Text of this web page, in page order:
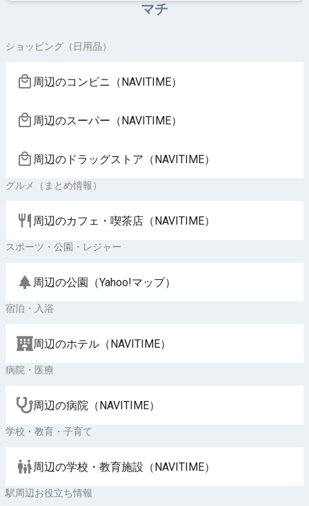
マチ
ショッピング（日用品）
周辺のコンビニ（NAVITIME）
周辺のスーパー（NAVITIME）
周辺のドラッグストア（NAVITIME）
グルメ（まとめ情報）
周辺のカフェ・喫茶店（NAVITIME）
スポーツ・公園・レジャー
周辺の公園（Yahoo!マップ）
宿泊・入浴
周辺のホテル（NAVITIME）
病院・医療
周辺の病院（NAVITIME）
学校・教育・子育て
周辺の学校・教育施設（NAVITIME）
駅周辺お役立ち情報